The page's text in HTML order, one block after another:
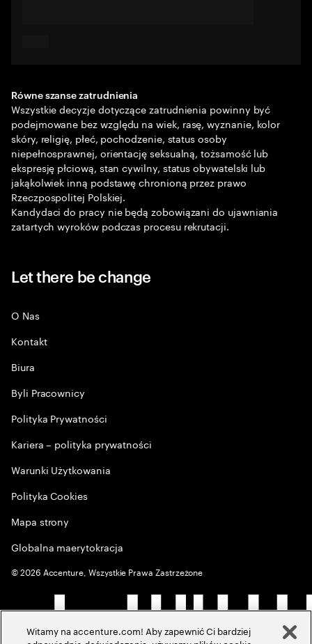
Równe szanse zatrudnienia
Wszystkie decyzje dotyczące zatrudnienia powinny być
podejmowane bez względu na wiek, rasę, wyznanie, kolor
skóry, religię, płeć, pochodzenie, status osoby
niepełnosprawnej, orientację seksualną, tożsamość lub
ekspresję płciową, stan cywilny, status obywatelski lub
jakąkolwiek inną podstawę chronioną przez prawo
Rzeczpospolitej Polskiej.
Kandydaci do pracy nie będą zobowiązani do ujawniania
zatartych wyroków podczas procesu rekrutacji.
Let there be change
O Nas
Kontakt
Biura
Byli Pracownicy
Polityka Prywatności
Kariera – polityka prywatności
Warunki Użytkowania
Polityka Cookies
Mapa strony
Globalna maerytokracja
©2026 Accenture, Wszystkie Prawa Zastrzeżone
Witamy na accenture.com! Aby zapewnić Ci bardziej